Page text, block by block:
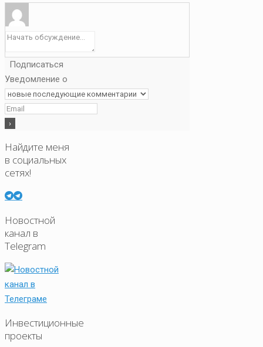
Подписаться
Уведомление о
Найдите меня
в социальных
сетях!
Новостной
канал в
Telegram
Инвестиционные
проекты